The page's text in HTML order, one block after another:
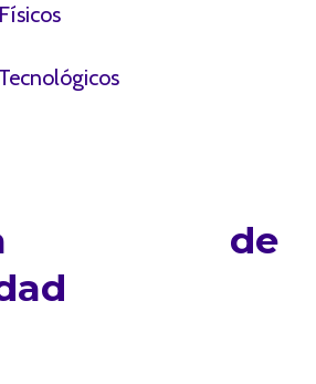
de